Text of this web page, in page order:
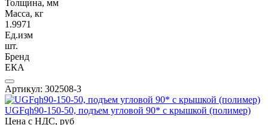
Толщина, мм
Масса, кг
1.9971
Ед.изм
шт.
Бренд
ЕКА
Артикул: 302508-3
UGFqh90-150-50, подъем угловой 90* с крышкой (полимер)
Цена с НДС, руб